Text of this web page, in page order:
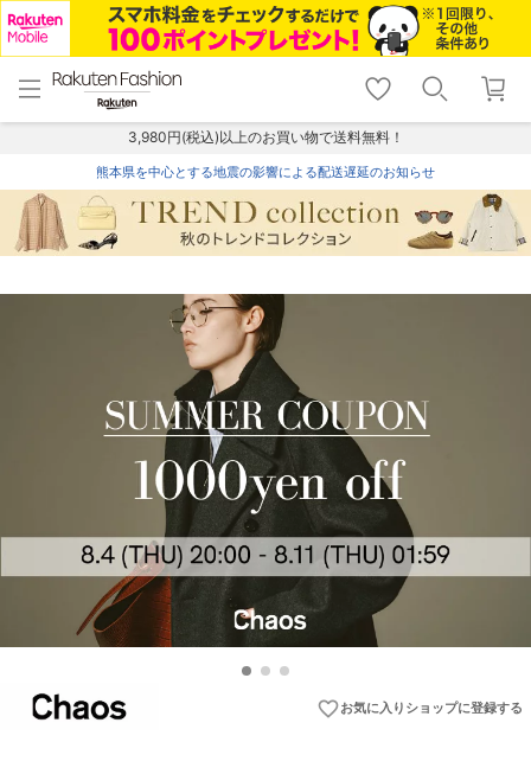
menu home
トップ
shopping_cart lock_outline
ログイン
3,980円(税込)以上のお買い物で送料無料！
熊本県を中心とする地震の影響による配送遅延のお知らせ
favorite_borderお気に入りショップに登録する